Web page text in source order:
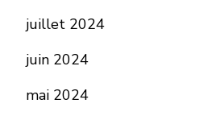
juillet 2024
juin 2024
mai 2024